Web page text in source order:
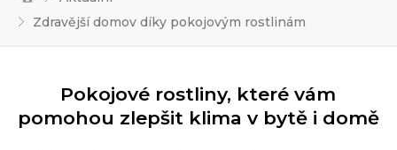
Zdravější domov díky pokojovým rostlinám
Pokojové rostliny, které vám
pomohou zlepšit klima v bytě i domě